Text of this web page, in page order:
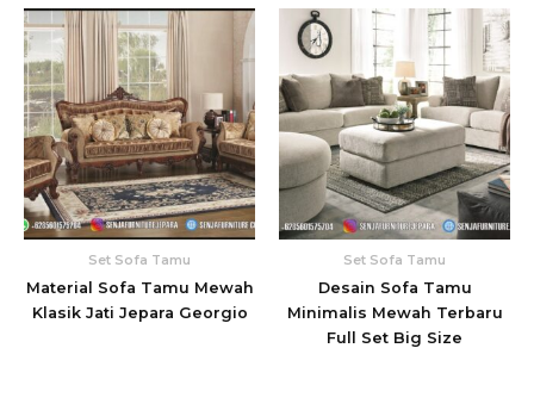
Set Sofa Tamu
Material Sofa Tamu Mewah
Klasik Jati Jepara Georgio
Set Sofa Tamu
Desain Sofa Tamu
Minimalis Mewah Terbaru
Full Set Big Size